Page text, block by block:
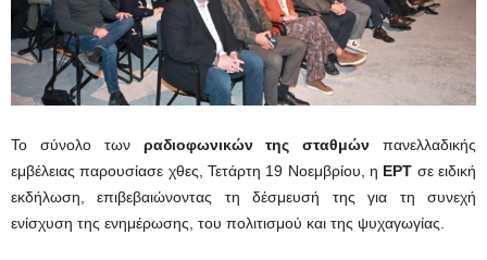
Το σύνολο των ραδιοφωνικών της σταθμών πανελλαδικής
εμβέλειας παρουσίασε χθες, Τετάρτη 19 Νοεμβρίου, η ΕΡΤ σε ειδική
εκδήλωση, επιβεβαιώνοντας τη δέσμευσή της για τη συνεχή
ενίσχυση της ενημέρωσης, του πολιτισμού και της ψυχαγωγίας.